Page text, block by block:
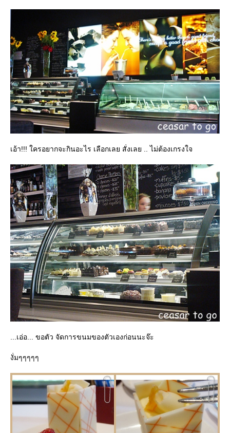
เอ้า!!! ใครอยากจะกินอะไร เลือกเลย สั่งเลย .. ไม่ต้องเกรงใจ
...เอ่อ... ขอตัว จัดการขนมของตัวเองก่อนนะจ๊ะ
งั่มๆๆๆๆๆ